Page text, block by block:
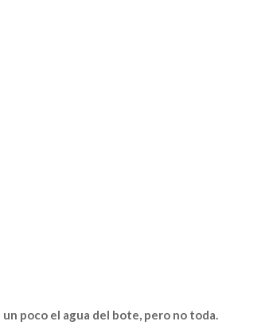
poco el agua del bote, pero no toda.